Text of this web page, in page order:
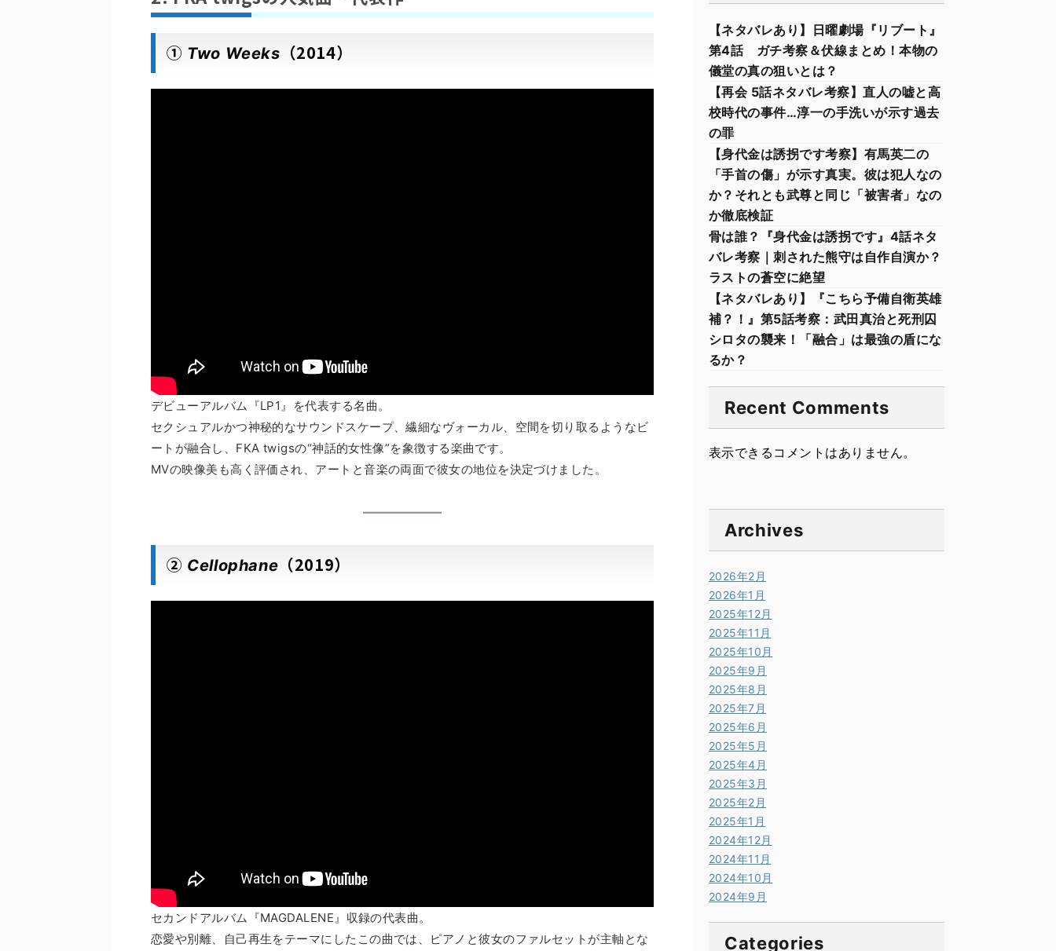
① Two Weeks （2014）
デビューアルバム『LP1』を代表する名曲。
セクシュアルかつ神秘的なサウンドスケープ、繊細なヴォーカル、空間を切り取るようなビ
ートが融合し、FKA twigsの“神話的女性像”を象徴する楽曲です。
MVの映像美も高く評価され、アートと音楽の両面で彼女の地位を決定づけました。
② Cellophane （2019）
セカンドアルバム『MAGDALENE』収録の代表曲。
恋愛や別離、自己再生をテーマにしたこの曲では、ピアノと彼女のファルセットが主軸とな
【ネタバレあり】日曜劇場『リブート』
第4話 ガチ考察＆伏線まとめ！本物の
儀堂の真の狙いとは？
【再会 5話ネタバレ考察】直人の嘘と高
校時代の事件…淳一の手洗いが示す過去
の罪
【身代金は誘拐です考察】有馬英二の
「手首の傷」が示す真実。彼は犯人なの
か？それとも武尊と同じ「被害者」なの
か徹底検証
骨は誰？『身代金は誘拐です』4話ネタ
バレ考察｜刺された熊守は自作自演か？
ラストの蒼空に絶望
【ネタバレあり】『こちら予備自衛英雄
補？！』第5話考察：武田真治と死刑囚
シロタの襲来！「融合」は最強の盾にな
るか？
Recent Comments
表示できるコメントはありません。
Archives
2026年2月
2026年1月
2025年12月
2025年11月
2025年10月
2025年9月
2025年8月
2025年7月
2025年6月
2025年5月
2025年4月
2025年3月
2025年2月
2025年1月
2024年12月
2024年11月
2024年10月
2024年9月
Categories